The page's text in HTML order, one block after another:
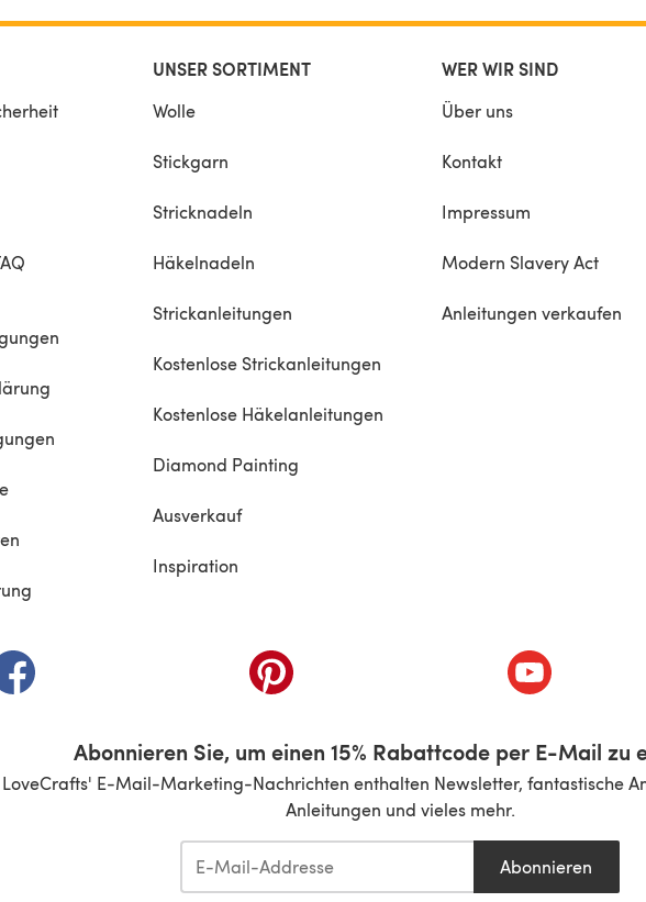
UNSER SORTIMENT
Wolle
Stickgarn
Stricknadeln
Häkelnadeln
Strickanleitungen
Kostenlose Strickanleitungen
Kostenlose Häkelanleitungen
Diamond Painting
Ausverkauf
Inspiration
WER WIR SIND
Über uns
Kontakt
Impressum
Modern Slavery Act
Anleitungen verkaufen
(öffnet sich in einem neuen Tab)(öffnet sich in einem neuen Tab)(öffnet sich in
Abonnieren Sie, um einen 15% Rabattcode per E-Mail zu
LoveCrafts' E-Mail-Marketing-Nachrichten enthalten Newsletter, fantastische
Anleitungen und vieles mehr.
Abonnieren